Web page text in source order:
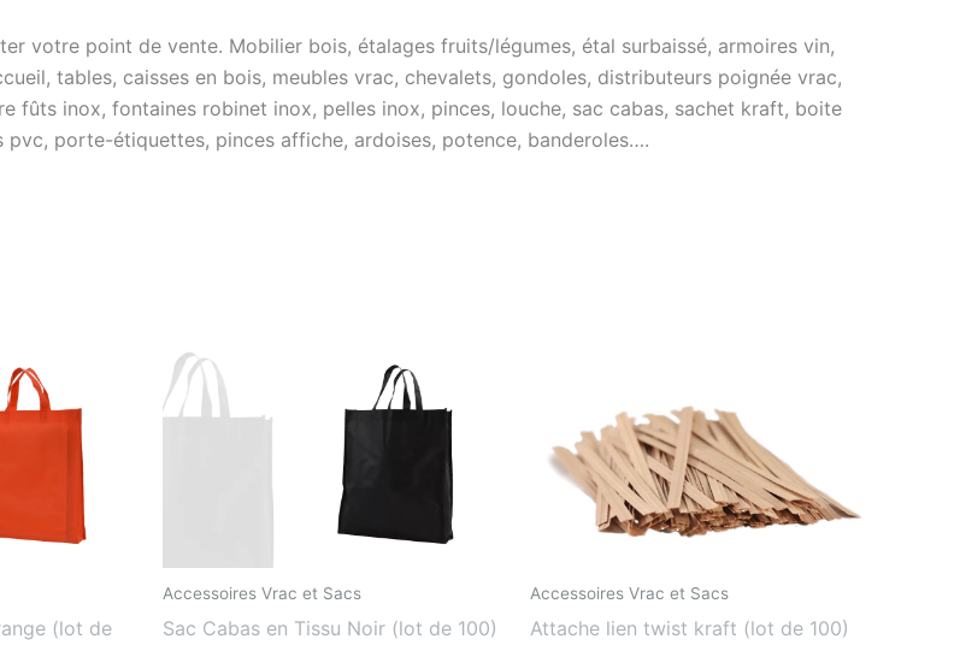
votre point de vente. Mobilier bois, étalages fruits/légumes, étal surbaissé, armoires vin,
tables, caisses en bois, meubles vrac, chevalets, gondoles, distributeurs poignée vrac,
fûts inox, fontaines robinet inox, pelles inox, pinces, louche, sac cabas, sachet kraft, boite
porte-étiquettes, pinces affiche, ardoises, potence, banderoles….
(lot de
Accessoires Vrac et Sacs
Sac Cabas en Tissu Noir (lot de 100)
Accessoires Vrac et Sacs
Attache lien twist kraft (lot de 100)